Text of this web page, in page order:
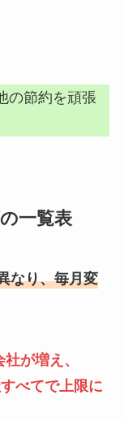
の節約を頑張
一覧表
なり、毎月変
が増え、
べてで上限に